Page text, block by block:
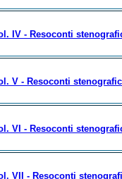
IV - Resoconti
V - Resoconti
VI - Resoconti
VII - Resoconti